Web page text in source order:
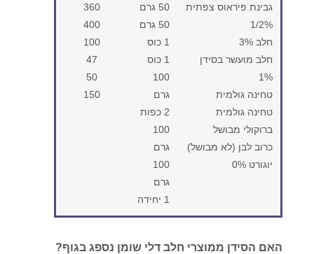
גבינת פיראוס צפתית
1/2%
חלב 3%
חלב מועשר בסידן
1%
טחינה גולמית
טחינה גולמית
ברוקולי מבושל
כרוב לבן (לא מבושל)
יוגורט 0%
50 גרם
50 גרם
1 כוס
1 כוס
100
גרם
2 כפות
100
גרם
100
גרם
1 יחידה
360
400
100
47
50
150
האם הסידן ממוצרי חלב דלי שומן נספג בגוף?